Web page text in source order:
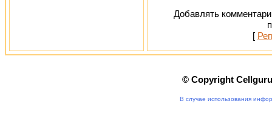
Добавлять
[
© Copyright
В случае использования